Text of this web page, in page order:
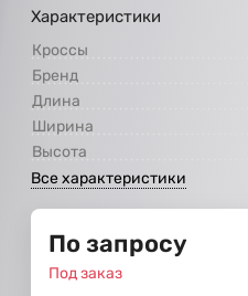
Характеристики
Кроссы
Бренд
Длина
Ширина
Высота
Все характеристики
По запросу
Под заказ